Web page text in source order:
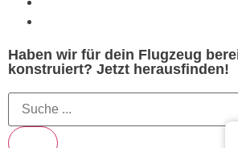
Haben wir für dein Flugzeug
konstruiert? Jetzt herausfinden!